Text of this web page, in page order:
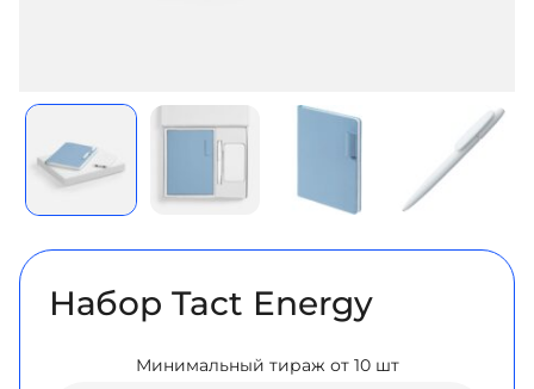
Набор Tact Energy
Минимальный тираж от 10 шт